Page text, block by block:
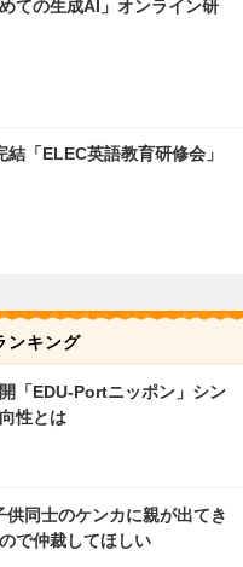
ての生成AI」オンライン研
「ELEC英語教育研修会」
ンキング
「EDU-Portニッポン」シン
性とは
供同士のケンカに親が出てき
で仲裁してほしい